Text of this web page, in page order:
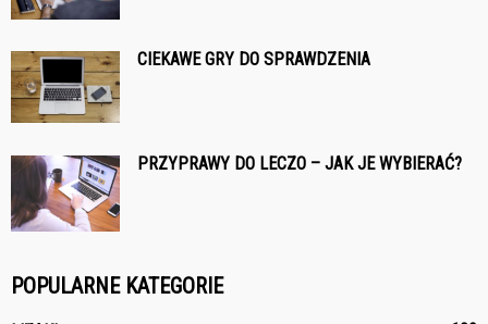
CIEKAWE GRY DO SPRAWDZENIA
PRZYPRAWY DO LECZO – JAK JE WYBIERAĆ?
POPULARNE KATEGORIE